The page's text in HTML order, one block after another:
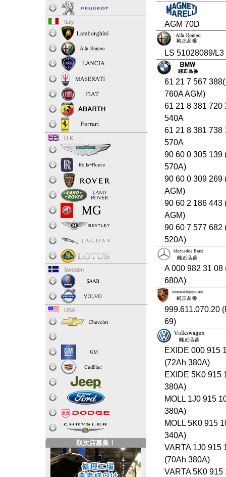
AGM 70D
LS 51028089/
61 21 7 567
760A AGM)
61 21 8 381 720
540A
61 21 8 381 738
570A
90 60 0 305 139
570A)
90 60 0 309 269
AGM)
90 60 2 186 443
AGM)
90 60 7 577 682
520A)
A 000 982 31 08
680A)
999.611.070.20
69)
EXIDE 000 915
(72Ah 380A)
EXIDE 5K0 915
380A)
MOLL 1J0 915
380A)
MOLL 5K0 915
340A)
VARTA 1J0 915
(70Ah 380A)
VARTA 5K0 915
Italy
U.K.
Sweden
USA
取次店募集！